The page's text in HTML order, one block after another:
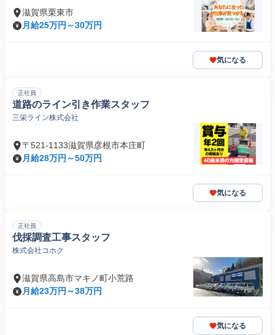
滋賀県栗東市
月給25万円～30万円
気になる
正社員
道路のライン引き作業スタッフ
三栄ライン株式会社
〒521-1133滋賀県彦根市本庄町
月給28万円～50万円
気になる
正社員
伐採調査工事スタッフ
株式会社コホク
滋賀県高島市マキノ町小荒路
月給23万円～38万円
気になる